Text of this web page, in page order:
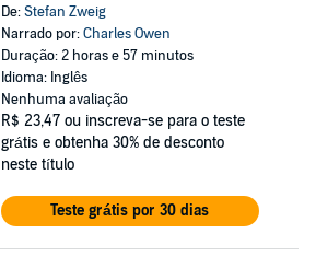
De:Stefan Zweig
Narrado por:Charles Owen
Duração: 2 horas e 57 minutos
Idioma: Inglês
Nenhuma avaliação
R$ 23,47 ou inscreva-se para o teste
grátis e obtenha 30% de desconto
neste título
Teste grátis por 30 dias